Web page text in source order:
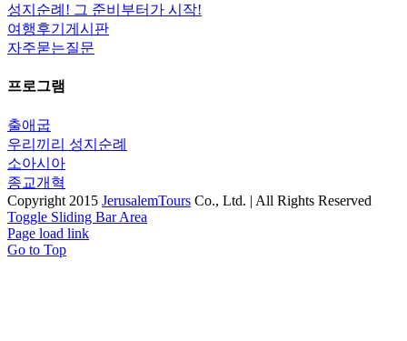
성지순례! 그 준비부터가 시작!
여행후기게시판
자주묻는질문
프로그램
출애굽
우리끼리 성지순례
소아시아
종교개혁
Copyright 2015 JerusalemTours Co., Ltd. | All Rights Reserved
Toggle Sliding Bar Area
Page load link
Go to Top